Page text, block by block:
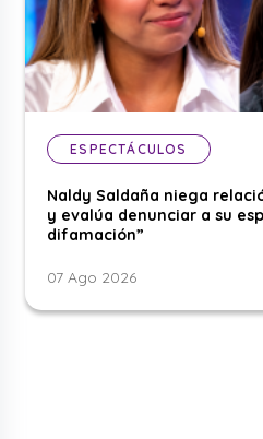
ESPECTÁCULOS
Naldy Saldaña niega
y evalúa denunciar a su
difamación”
07 Ago 2026